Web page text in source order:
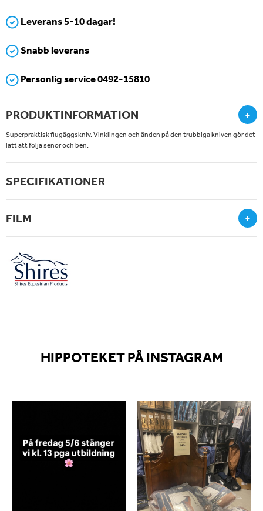
Leverans 5-10 dagar!
Snabb leverans
Personlig service 0492-15810
PRODUKTINFORMATION +
Superpraktisk flugäggskniv. Vinklingen och änden på den trubbiga kniven gör det
lätt att följa senor och ben.
SPECIFIKATIONER
FILM +
HIPPOTEKET PÅ INSTAGRAM